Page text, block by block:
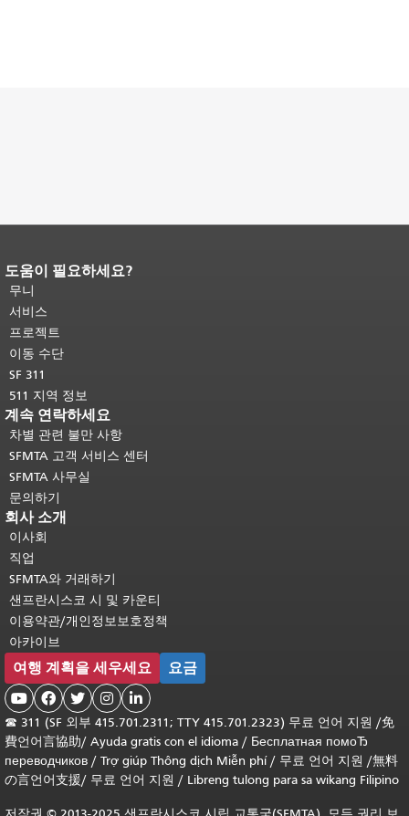
페이지 내용 끝입니다.이 페이지의 나
머지 내용은 모든 페이지에 반복됩니
다.메인 콘텐츠 상단으로 돌아가려면
여기를 클릭하십시오
도움이 필요하세요?
무니
서비스
프로젝트
이동 수단
SF 311
511 지역 정보
계속 연락하세요
차별 관련 불만 사항
SFMTA 고객 서비스 센터
SFMTA 사무실
문의하기
회사 소개
이사회
직업
SFMTA와 거래하기
샌프란시스코 시 및 카운티
이용약관/개인정보보호정책
아카이브
여행 계획을 세우세요 요금
    
☎ 311 (SF 외부 415.701.2311; TTY 415.701.2323) 무료 언어 지원 /免
費언어言協助/ Ayuda gratis con el idioma / Бесплатная помоЂ
переводчиков / Trợ giúp Thông dịch Miễn phí/ 무료 언어 지원 /無料
の言언어支援/ 무료 언어 지원 / Libreng tulong para sa wikang Filipino